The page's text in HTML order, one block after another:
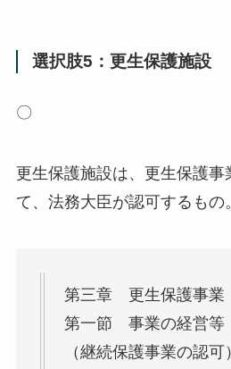
選択肢5：更生保護施設
〇
更生保護施設は、更生保護事
て、法務大臣が認可するもの。
第三章 更生保護事業
第一節 事業の経営等
（継続保護事業の認可）